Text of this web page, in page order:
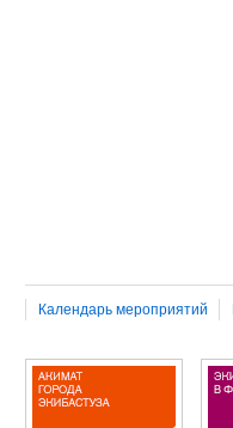
Календарь мероприятий